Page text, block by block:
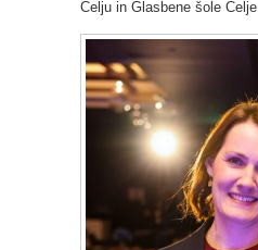
Celju in Glasbene šole Celje.